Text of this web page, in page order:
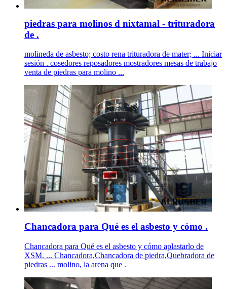
piedras para molinos d nixtamal - trituradora
de .
molineda de asbesto; costo rena trituradora de mater; ... Iniciar
sesión . cosedores reposadores mostradores mesas de trabajo
venta de piedras para molino ...
Chancadora para Qué es el asbesto y cómo .
Chancadora para Qué es el asbesto y cómo aplastarlo de
XSM. ... Chancadora,Chancadora de piedra,Quebradora de
piedras ... molino, la arena que .